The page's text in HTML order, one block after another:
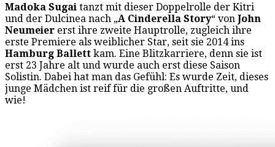
Madoka Sugai tanzt mit dieser Doppelrolle der Kitri
und der Dulcinea nach „A Cinderella Story“ von John
Neumeier erst ihre zweite Hauptrolle, zugleich ihre
erste Premiere als weiblicher Star, seit sie 2014 ins
Hamburg Ballett kam. Eine Blitzkarriere, denn sie ist
erst 23 Jahre alt und wurde auch erst diese Saison
Solistin. Dabei hat man das Gefühl: Es wurde Zeit, dieses
junge Mädchen ist reif für die großen Auftritte, und
wie!